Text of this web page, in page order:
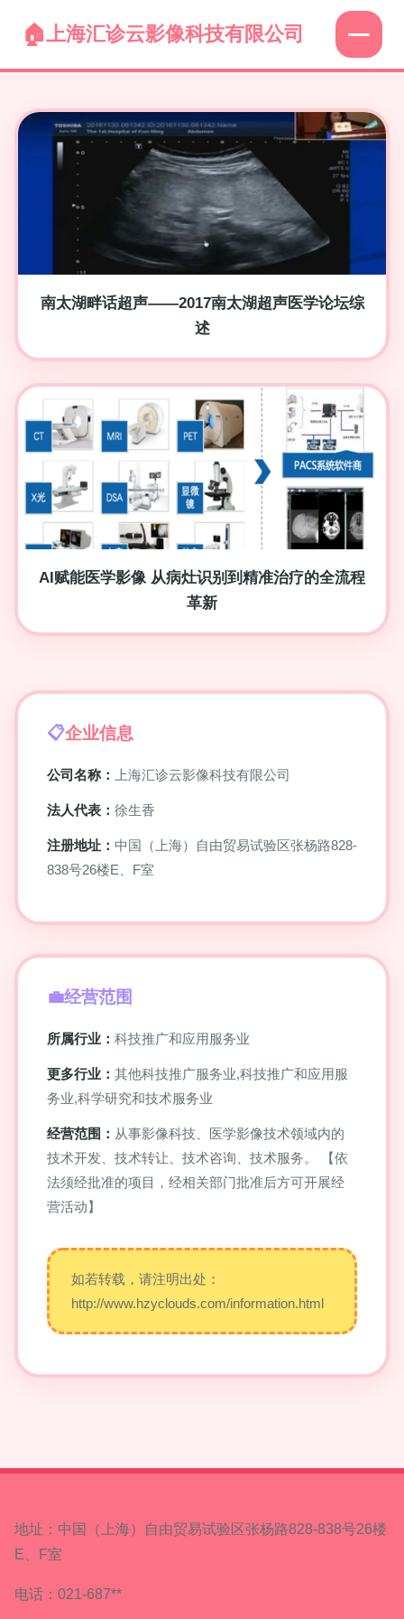
上海汇诊云影像科技有限公司
南太湖畔话超声——2017南太湖超声医学论坛综
述
AI赋能医学影像 从病灶识别到精准治疗的全流程
革新
企业信息
公司名称： 上海汇诊云影像科技有限公司
法人代表： 徐生香
注册地址： 中国（上海）自由贸易试验区张杨路828-
838号26楼E、F室
经营范围
所属行业： 科技推广和应用服务业
更多行业： 其他科技推广服务业,科技推广和应用服
务业,科学研究和技术服务业
经营范围： 从事影像科技、医学影像技术领域内的
技术开发、技术转让、技术咨询、技术服务。 【依
法须经批准的项目，经相关部门批准后方可开展经
营活动】
如若转载，请注明出处：
http://www.hzyclouds.com/information.html
地址：中国（上海）自由贸易试验区张杨路828-838号26楼
E、F室
电话：021-687**